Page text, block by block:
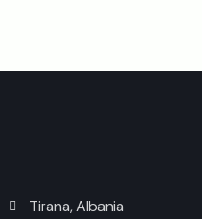
Tirana, Albania